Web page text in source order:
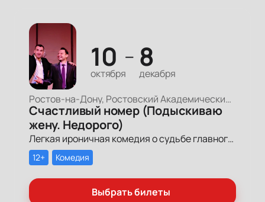
10
октября
— 8
декабря
Ростов-на-Дону, Ростовский Академический Театр Драмы, Малая сцена
Счастливый номер (Подыскиваю
жену. Недорого)
Легкая ироничная комедия о судьбе главного героя-миллионера, который мечтает обрести успех и в личной жизни.
12+ Комедия
Выбрать билеты